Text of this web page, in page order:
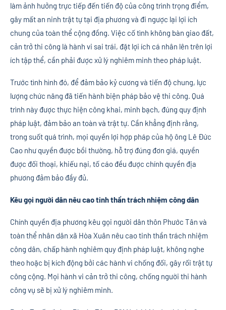
làm ảnh hưởng trực tiếp đến tiến độ của công trình trọng điểm,
gây mất an ninh trật tự tại địa phương và đi ngược lại lợi ích
chung của toàn thể cộng đồng. Việc cố tình không bàn giao đất,
cản trở thi công là hành vi sai trái, đặt lợi ích cá nhân lên trên lợi
ích tập thể, cần phải được xử lý nghiêm minh theo pháp luật.
Trước tình hình đó, để đảm bảo kỷ cương và tiến độ chung, lực
lượng chức năng đã tiến hành biện pháp bảo vệ thi công. Quá
trình này được thực hiện công khai, minh bạch, đúng quy định
pháp luật, đảm bảo an toàn và trật tự. Cần khẳng định rằng,
trong suốt quá trình, mọi quyền lợi hợp pháp của hộ ông Lê Đức
Cao như quyền được bồi thường, hỗ trợ đúng đơn giá, quyền
được đối thoại, khiếu nại, tố cáo đều được chính quyền địa
phương đảm bảo đầy đủ.
Kêu gọi người dân nêu cao tinh thần trách nhiệm công dân
Chính quyền địa phương kêu gọi người dân thôn Phước Tân và
toàn thể nhân dân xã Hòa Xuân nêu cao tinh thần trách nhiệm
công dân, chấp hành nghiêm quy định pháp luật, không nghe
theo hoặc bị kích động bởi các hành vi chống đối, gây rối trật tự
công cộng. Mọi hành vi cản trở thi công, chống người thi hành
công vụ sẽ bị xử lý nghiêm minh.